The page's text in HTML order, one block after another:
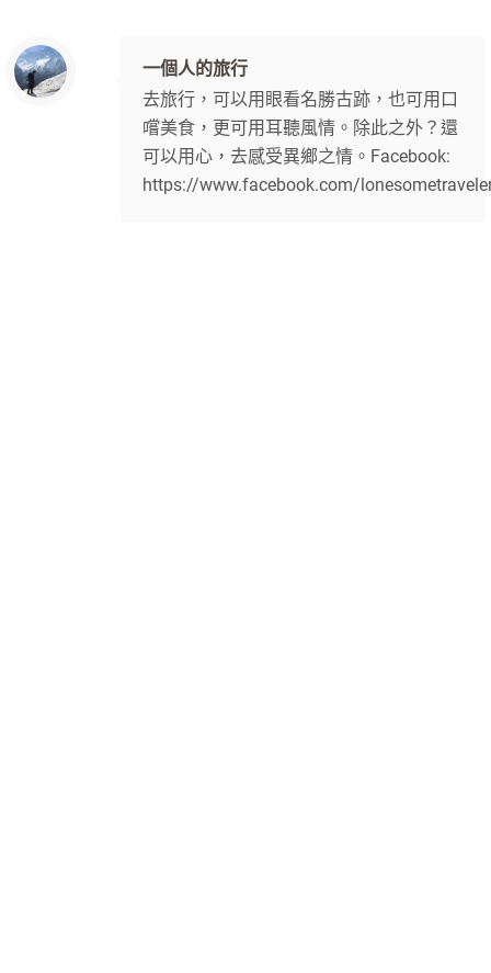
一個人的旅行
去旅行，可以用眼看名勝古跡，也可用口
嚐美食，更可用耳聽風情。除此之外？還
可以用心，去感受異鄉之情。Facebook:
https://www.facebook.com/